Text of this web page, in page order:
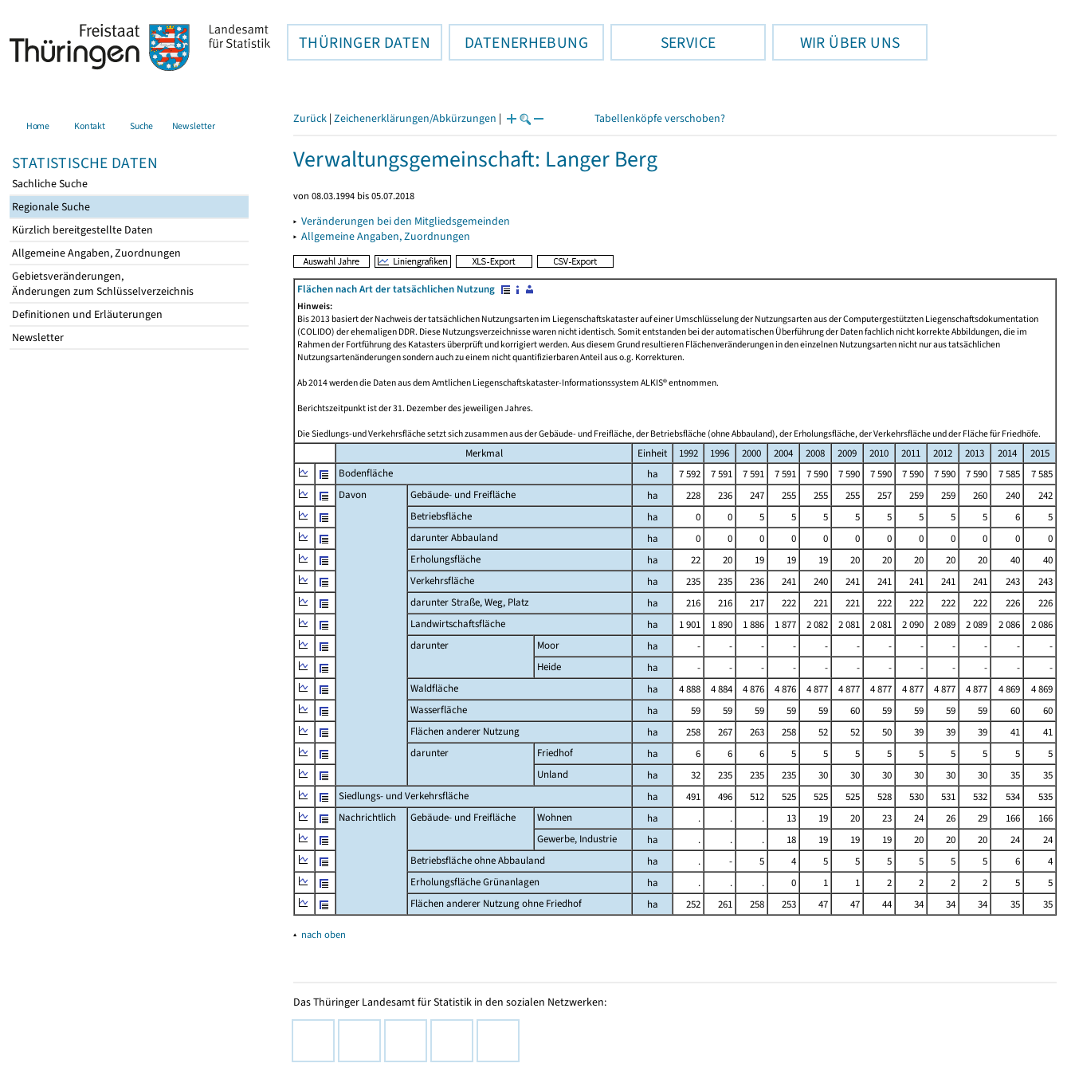
THÜRINGER DATEN DATENERHEBUNG SERVICE WIR ÜBER UNS
Home Kontakt Suche Newsletter
STATISTISCHE DATEN
Sachliche Suche
Regionale Suche
Kürzlich bereitgestellte Daten
Allgemeine Angaben, Zuordnungen
Gebietsveränderungen,
Änderungen zum Schlüsselverzeichnis
Definitionen und Erläuterungen
Newsletter
Zurück | Zeichenerklärungen/Abkürzungen | Tabellenköpfe verschoben?
Verwaltungsgemeinschaft: Langer Berg
von 08.03.1994 bis 05.07.2018
▸ Veränderungen bei den Mitgliedsgemeinden
▸ Allgemeine Angaben, Zuordnungen
Flächen nach Art der tatsächlichen Nutzung
Hinweis:
Bis 2013 basiert der Nachweis der tatsächlichen Nutzungsarten im Liegenschaftskataster auf einer Umschlüsselung der Nutzungsarten aus der Computergestützten Liegenschaftsdokumentation
(COLIDO) der ehemaligen DDR. Diese Nutzungsverzeichnisse waren nicht identisch. Somit entstanden bei der automatischen Überführung der Daten fachlich nicht korrekte Abbildungen, die im
Rahmen der Fortführung des Katasters überprüft und korrigiert werden. Aus diesem Grund resultieren Flächenveränderungen in den einzelnen Nutzungsarten nicht nur aus tatsächlichen
Nutzungsartenänderungen sondern auch zu einem nicht quantifizierbaren Anteil aus o.g. Korrekturen.
Ab 2014 werden die Daten aus dem Amtlichen Liegenschaftskataster-Informationssystem ALKIS® entnommen.
Berichtszeitpunkt ist der 31. Dezember des jeweiligen Jahres.
Die Siedlungs-und Verkehrsfläche setzt sich zusammen aus der Gebäude- und Freifläche, der Betriebsfläche (ohne Abbauland), der Erholungsfläche, der Verkehrsfläche und der Fläche für Friedhöfe.
Merkmal Einheit 1992 1996 2000 2004 2008 2009 2010 2011 2012 2013 2014
2015
Bodenfläche
ha 7 592 7 591 7 591 7 591 7 590 7 590 7 590 7 590 7 590 7 590 7 585
7 585
Davon
Gebäude- und Freifläche ha 228 236 247 255 255 255 257 259 259 260 240
242
Betriebsfläche
ha 0 0 5 5 5 5 5 5 5 5 6
5
darunter Abbauland
ha 0 0 0 0 0 0 0 0 0 0 0
0
Erholungsfläche
ha 22 20 19 19 19 20 20 20 20 20 40
40
Verkehrsfläche
ha 235 235 236 241 240 241 241 241 241 241 243
243
darunter Straße, Weg, Platz
ha 216 216 217 222 221 221 222 222 222 222 226
226
Landwirtschaftsfläche
ha 1 901 1 890 1 886 1 877 2 082 2 081 2 081 2 090 2 089 2 089 2 086
2 086
darunter
Moor ha - - - - - - - - - - -
-
Heide
ha - - - - - - - - - - -
-
Waldfläche
ha 4 888 4 884 4 876 4 876 4 877 4 877 4 877 4 877 4 877 4 877 4 869
4 869
Wasserfläche
ha 59 59 59 59 59 60 59 59 59 59 60
60
Flächen anderer Nutzung
ha 258 267 263 258 52 52 50 39 39 39 41
41
darunter
Friedhof ha 6 6 6 5 5 5 5 5 5 5 5
5
Unland
ha 32 235 235 235 30 30 30 30 30 30 35
35
Siedlungs- und Verkehrsfläche
ha 491 496 512 525 525 525 528 530 531 532 534
535
Nachrichtlich
Gebäude- und Freifläche Wohnen ha . . . 13 19 20 23 24 26 29 166
166
Gewerbe, Industrie
ha . . . 18 19 19 19 20 20 20 24
24
Betriebsfläche ohne Abbauland
ha . - 5 4 5 5 5 5 5 5 6
4
Erholungsfläche Grünanlagen
ha . . . 0 1 1 2 2 2 2 5
5
Flächen anderer Nutzung ohne Friedhof
ha 252 261 258 253 47 47 44 34 34 34 35 35
▴ nach oben
Das Thüringer Landesamt für Statistik in den sozialen Netzwerken: